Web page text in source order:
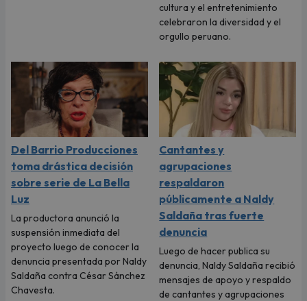
cultura y el entretenimiento
celebraron la diversidad y el
orgullo peruano.
Del Barrio Producciones
toma drástica decisión
sobre serie de La Bella
Luz
La productora anunció la
suspensión inmediata del
proyecto luego de conocer la
denuncia presentada por Naldy
Saldaña contra César Sánchez
Chavesta.
Cantantes y
agrupaciones
respaldaron
públicamente a Naldy
Saldaña tras fuerte
denuncia
Luego de hacer publica su
denuncia, Naldy Saldaña recibió
mensajes de apoyo y respaldo
de cantantes y agrupaciones